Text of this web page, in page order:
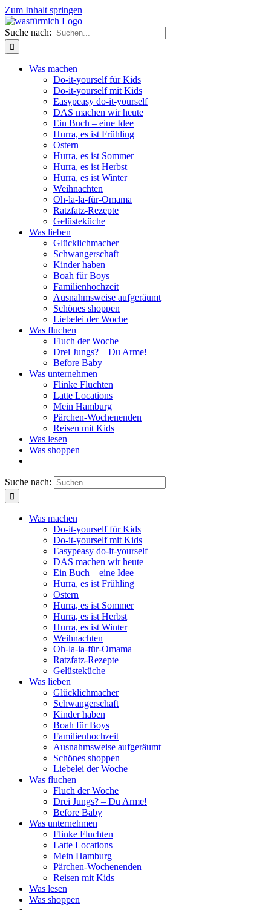
Zum Inhalt springen
Suche nach:
Was machen
Do-it-yourself für Kids
Do-it-yourself mit Kids
Easypeasy do-it-yourself
DAS machen wir heute
Ein Buch – eine Idee
Hurra, es ist Frühling
Ostern
Hurra, es ist Sommer
Hurra, es ist Herbst
Hurra, es ist Winter
Weihnachten
Oh-la-la-für-Omama
Ratzfatz-Rezepte
Gelüsteküche
Was lieben
Glücklichmacher
Schwangerschaft
Kinder haben
Boah für Boys
Familienhochzeit
Ausnahmsweise aufgeräumt
Schönes shoppen
Liebelei der Woche
Was fluchen
Fluch der Woche
Drei Jungs? – Du Arme!
Before Baby
Was unternehmen
Flinke Fluchten
Latte Locations
Mein Hamburg
Pärchen-Wochenenden
Reisen mit Kids
Was lesen
Was shoppen
Suche nach:
Was machen
Do-it-yourself für Kids
Do-it-yourself mit Kids
Easypeasy do-it-yourself
DAS machen wir heute
Ein Buch – eine Idee
Hurra, es ist Frühling
Ostern
Hurra, es ist Sommer
Hurra, es ist Herbst
Hurra, es ist Winter
Weihnachten
Oh-la-la-für-Omama
Ratzfatz-Rezepte
Gelüsteküche
Was lieben
Glücklichmacher
Schwangerschaft
Kinder haben
Boah für Boys
Familienhochzeit
Ausnahmsweise aufgeräumt
Schönes shoppen
Liebelei der Woche
Was fluchen
Fluch der Woche
Drei Jungs? – Du Arme!
Before Baby
Was unternehmen
Flinke Fluchten
Latte Locations
Mein Hamburg
Pärchen-Wochenenden
Reisen mit Kids
Was lesen
Was shoppen